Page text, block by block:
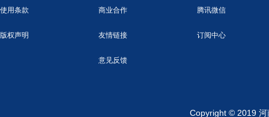
使用条款
版权声明
商业合作
友情链接
意见反馈
腾讯微信
订阅中心
Copyright © 2019 河